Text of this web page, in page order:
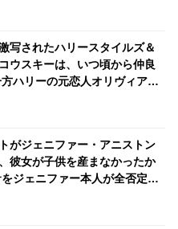
写されたハリースタイルズ＆
ウスキーは、いつ頃から仲良
ハリーの元恋人オリヴィア・
を思う・・？ - tvgroove
がジェニファー・アニストン
彼女が子供を産まなかったか
ジェニファー本人が全否定
も隠すことなんかない」 -